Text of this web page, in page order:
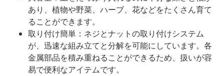
あり、植物や野菜、ハーブ、花などをたくさん育て
ることができます。
取り付け簡単：ネジとナットの取り付けシステム
が、迅速な組み立てと分解を可能にしています。各
金属部品を積み重ねることができるため、扱いが容
易で便利なアイテムです。